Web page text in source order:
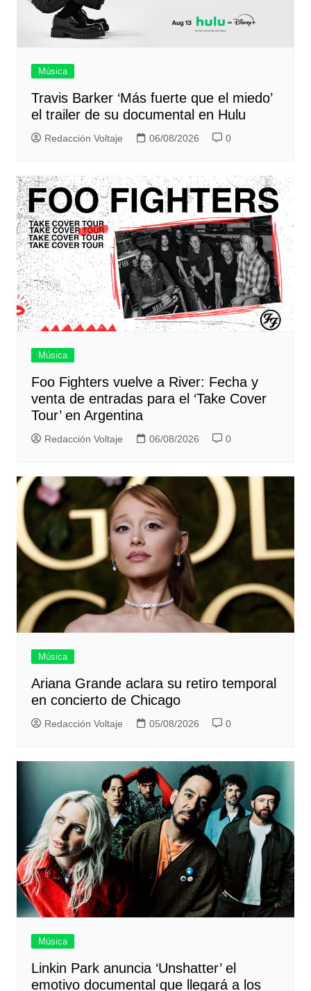
Música
Travis Barker ‘Más fuerte que el miedo’
el trailer de su documental en Hulu
Redacción Voltaje 06/08/2026 0
Música
Foo Fighters vuelve a River: Fecha y
venta de entradas para el ‘Take Cover
Tour’ en Argentina
Redacción Voltaje 06/08/2026 0
Música
Ariana Grande aclara su retiro temporal
en concierto de Chicago
Redacción Voltaje 05/08/2026 0
Música
Linkin Park anuncia ‘Unshatter’ el
emotivo documental que llegará a los